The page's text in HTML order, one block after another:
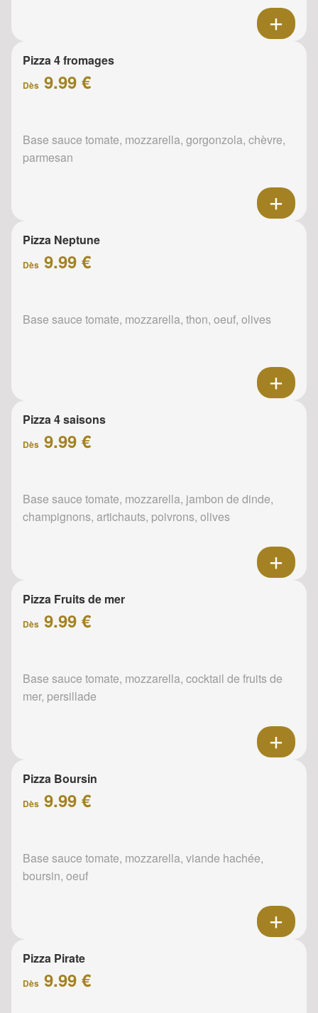
Pizza 4 fromages
Dès 9.99 €
Base sauce tomate, mozzarella, gorgonzola, chèvre,
parmesan
Pizza Neptune
Dès 9.99 €
Base sauce tomate, mozzarella, thon, oeuf, olives
Pizza 4 saisons
Dès 9.99 €
Base sauce tomate, mozzarella, jambon de dinde,
champignons, artichauts, poivrons, olives
Pizza Fruits de mer
Dès 9.99 €
Base sauce tomate, mozzarella, cocktail de fruits de
mer, persillade
Pizza Boursin
Dès 9.99 €
Base sauce tomate, mozzarella, viande hachée,
boursin, oeuf
Pizza Pirate
Dès 9.99 €